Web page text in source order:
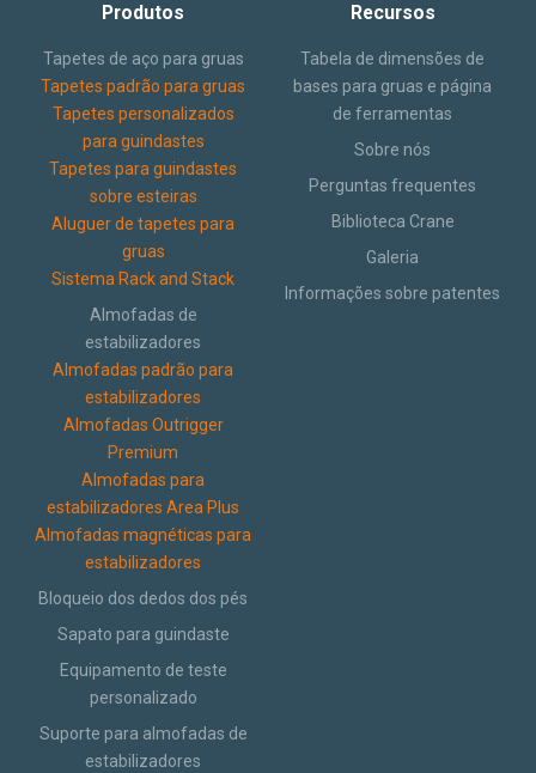
Produtos
Tapetes de aço para gruas
Tapetes padrão para gruas
Tapetes personalizados
para guindastes
Tapetes para guindastes
sobre esteiras
Aluguer de tapetes para
gruas
Sistema Rack and Stack
Almofadas de
estabilizadores
Almofadas padrão para
estabilizadores
Almofadas Outrigger
Premium
Almofadas para
estabilizadores Area Plus
Almofadas magnéticas para
estabilizadores
Bloqueio dos dedos dos pés
Sapato para guindaste
Equipamento de teste
personalizado
Suporte para almofadas de
estabilizadores
Recursos
Tabela de dimensões de
bases para gruas e página
de ferramentas
Sobre nós
Perguntas frequentes
Biblioteca Crane
Galeria
Informações sobre patentes